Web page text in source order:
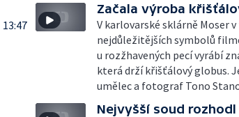
13:47
Začala výroba
V karlovarské sklárně Moser
nejdůležitějších symbolů
u rozžhavených pecí vyrábí
která drží křišťálový globus.
umělec a fotograf Tono
Nejvyšší soud